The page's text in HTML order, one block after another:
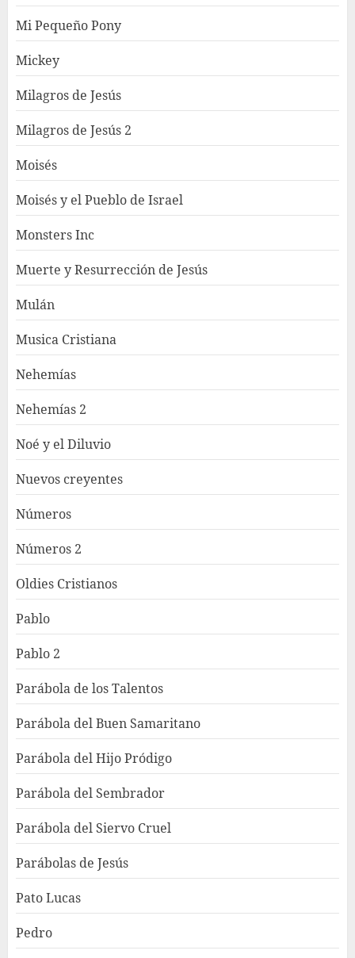
Mi Pequeño Pony
Mickey
Milagros de Jesús
Milagros de Jesús 2
Moisés
Moisés y el Pueblo de Israel
Monsters Inc
Muerte y Resurrección de Jesús
Mulán
Musica Cristiana
Nehemías
Nehemías 2
Noé y el Diluvio
Nuevos creyentes
Números
Números 2
Oldies Cristianos
Pablo
Pablo 2
Parábola de los Talentos
Parábola del Buen Samaritano
Parábola del Hijo Pródigo
Parábola del Sembrador
Parábola del Siervo Cruel
Parábolas de Jesús
Pato Lucas
Pedro